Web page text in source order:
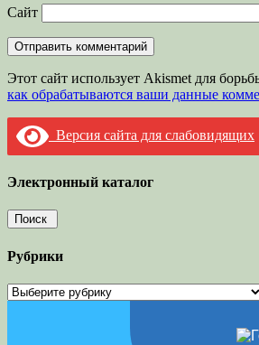
Сайт
Этот сайт использует Akismet для
как обрабатываются ваши данные
Версия сайта для слабовидящих
Электронный каталог
Рубрики
Рубрики